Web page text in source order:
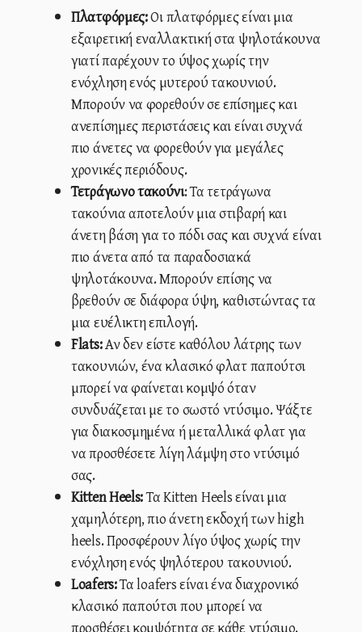
Πλατφόρμες:Οι πλατφόρμες είναι μια
εξαιρετική εναλλακτική στα ψηλοτάκουνα
γιατί παρέχουν το ύψος χωρίς την
ενόχληση ενός μυτερού τακουνιού.
Μπορούν να φορεθούν σε επίσημες και
ανεπίσημες περιστάσεις και είναι συχνά
πιο άνετες να φορεθούν για μεγάλες
χρονικές περιόδους.
Τετράγωνο τακούνι: Τα τετράγωνα
τακούνια αποτελούν μια στιβαρή και
άνετη βάση για το πόδι σας και συχνά είναι
πιο άνετα από τα παραδοσιακά
ψηλοτάκουνα. Μπορούν επίσης να
βρεθούν σε διάφορα ύψη, καθιστώντας τα
μια ευέλικτη επιλογή.
Flats:Αν δεν είστε καθόλου λάτρης των
τακουνιών, ένα κλασικό φλατ παπούτσι
μπορεί να φαίνεται κομψό όταν
συνδυάζεται με το σωστό ντύσιμο. Ψάξτε
για διακοσμημένα ή μεταλλικά φλατ για
να προσθέσετε λίγη λάμψη στο ντύσιμό
σας.
Kitten Heels:Τα Kitten Heels είναι μια
χαμηλότερη, πιο άνετη εκδοχή των high
heels. Προσφέρουν λίγο ύψος χωρίς την
ενόχληση ενός ψηλότερου τακουνιού.
Loafers:Τα loafers είναι ένα διαχρονικό
κλασικό παπούτσι που μπορεί να
προσθέσει κομψότητα σε κάθε ντύσιμο.